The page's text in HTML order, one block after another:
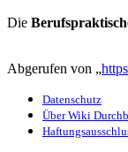
Die
Abgerufen von „
Datenschutz
Über Wiki